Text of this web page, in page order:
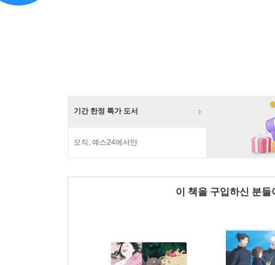
기간 한정 특가 도서
오직, 예스24에서만
이 책을 구입하신 분